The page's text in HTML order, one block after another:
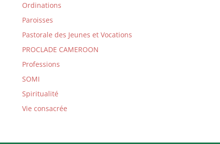
Ordinations
Paroisses
Pastorale des Jeunes et Vocations
PROCLADE CAMEROON
Professions
SOMI
Spiritualité
Vie consacrée